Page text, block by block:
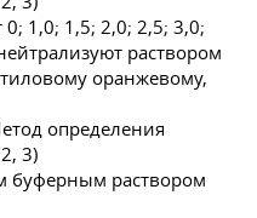
0; 1,0; 1,5; 2,0; 2,5; 3,0;
раствором
оранжевому,
буферным раствором